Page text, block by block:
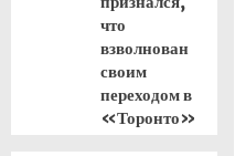
что
взволнован
своим
переходом в
«Торонто»